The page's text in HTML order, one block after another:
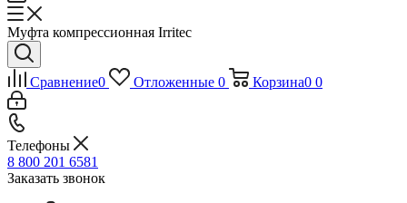
Муфта компрессионная Irritec
Сравнение0 Отложенные 0 Корзина0 0
Телефоны
8 800 201 6581
Заказать звонок